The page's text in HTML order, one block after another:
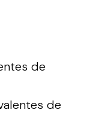
de
de